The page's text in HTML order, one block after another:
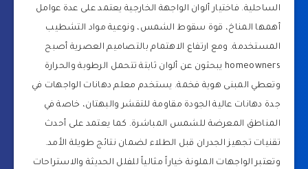
الساحلية. فاختيار ألوان الواجهة الخارجية يعتمد على عدة عوامل
أهمها المناخ، قوة سقوط الشمس، ونوعية مواد التشطيب
المستخدمة. ومع ارتفاع الاهتمام بالتصاميم العصرية أصبح
homeowners يبحثون عن ألوان ثابتة تتحمل الرطوبة والحرارة
وتعطي المبنى هوية فخمة. يستخدم معلم دهانات الواجهات في
جدة دهانات عالية الجودة مقاومة للتقشر والبهتان، خاصة في
المناطق المعرضة للشمس المباشرة. كما يعتمد على أحدث
تقنيات تجهيز الجدران قبل الطلاء لضمان نتائج طويلة الأمد.
وتعتبر الواجهات الملونة خياراً مثالياً للفلل الحديثة والاستراحات